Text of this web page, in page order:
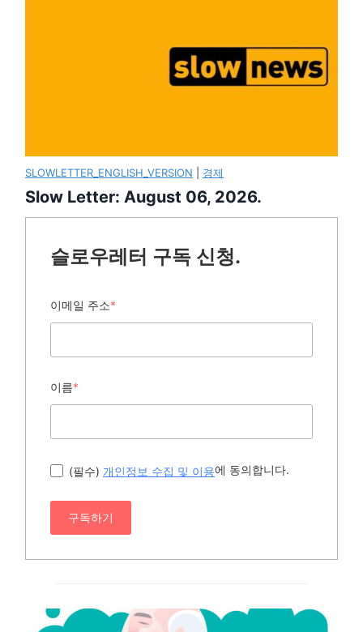
SLOWLETTER_ENGLISH_VERSION 경제
Slow Letter: August 06, 2026.
슬로우레터 구독 신청.
이메일 주소*
이름*
(필수) 개인정보 수집 및 이용에 동의합니다.
구독하기